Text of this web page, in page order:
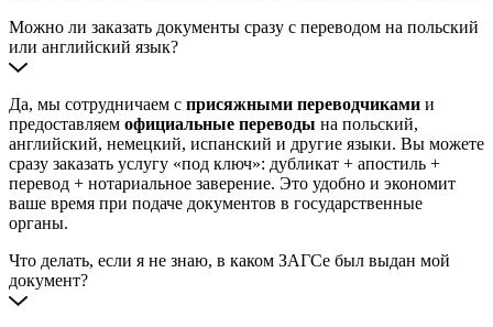
Можно ли заказать документы сразу с переводом на польский
или английский язык?
Да, мы сотрудничаем с присяжными переводчиками и
предоставляем официальные переводы на польский,
английский, немецкий, испанский и другие языки. Вы можете
сразу заказать услугу «под ключ»: дубликат + апостиль +
перевод + нотариальное заверение. Это удобно и экономит
ваше время при подаче документов в государственные
органы.
Что делать, если я не знаю, в каком ЗАГСе был выдан мой
документ?